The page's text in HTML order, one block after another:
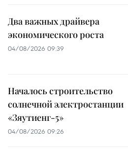
Два важных драйвера
экономического роста
04/08/2026 09:39
Началось строительство
солнечной электростанции
«Зяутиенг-5»
04/08/2026 09:26